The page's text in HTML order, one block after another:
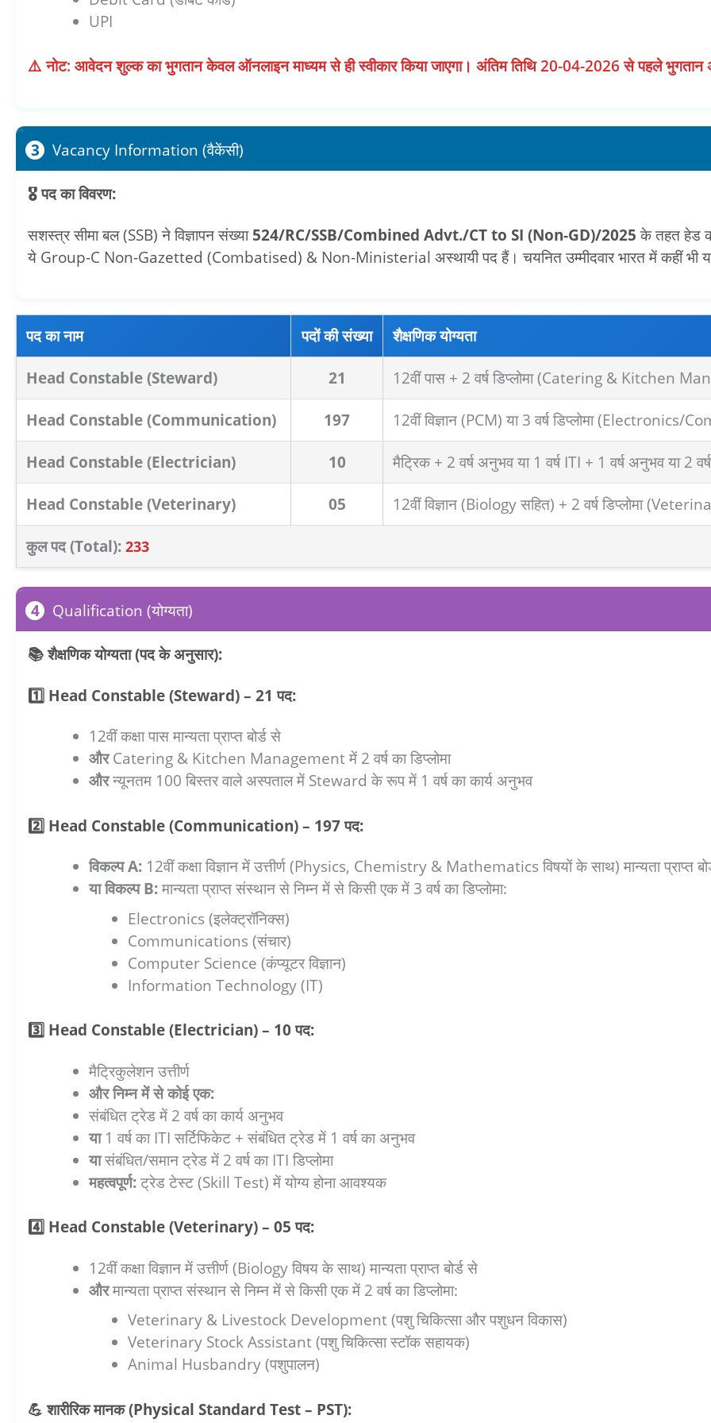
UPI
⚠️ नोट: आवेदन शुल्क का भुगतान केवल ऑनलाइन माध्यम से ही स्वीकार किया जाएगा। अंतिम तिथि 20-04-2026 से पहले
3 Vacancy Information (वैकेंसी)
🎖️ पद का विवरण:
सशस्त्र सीमा बल (SSB) ने विज्ञापन संख्या524/RC/SSB/Combined Advt./CT to SI (Non-GD)/2025के तहत हेड
ये Group-C Non-Gazetted (Combatised) & Non-Ministerial अस्थायी पद हैं। चयनित उम्मीदवार भारत में कहीं भी या
पद का नाम पदों की संख्या शैक्षणिक योग्यता
Head Constable (Steward) 21 12वीं पास + 2 वर्ष डिप्लोमा (Catering & Kitchen
Head Constable (Communication) 197 12वीं विज्ञान (PCM) या 3 वर्ष डिप्लोमा
Head Constable (Electrician) 10 मैट्रिक + 2 वर्ष अनुभव या 1 वर्ष ITI + 1 वर्ष अनुभव या 2
Head Constable (Veterinary) 05 12वीं विज्ञान (Biology सहित) + 2 वर्ष डिप्लोमा
कुल पद (Total): 233
4 Qualification (योग्यता)
📚 शैक्षणिक योग्यता (पद के अनुसार):
1️⃣ Head Constable (Steward) – 21 पद:
12वीं कक्षा पास मान्यता प्राप्त बोर्ड से
औरCatering & Kitchen Management में 2 वर्ष का डिप्लोमा
औरन्यूनतम 100 बिस्तर वाले अस्पताल में Steward के रूप में 1 वर्ष का कार्य अनुभव
2️⃣ Head Constable (Communication) – 197 पद:
विकल्प A: 12वीं कक्षा विज्ञान में उत्तीर्ण (Physics, Chemistry & Mathematics विषयों के साथ) मान्यता प्राप्त
या विकल्प B:मान्यता प्राप्त संस्थान से निम्न में से किसी एक में 3 वर्ष का डिप्लोमा:
Electronics (इलेक्ट्रॉनिक्स)
Communications (संचार)
Computer Science (कंप्यूटर विज्ञान)
Information Technology (IT)
3️⃣ Head Constable (Electrician) – 10 पद:
मैट्रिकुलेशन उत्तीर्ण
और निम्न में से कोई एक:
संबंधित ट्रेड में 2 वर्ष का कार्य अनुभव
या1 वर्ष का ITI सर्टिफिकेट + संबंधित ट्रेड में 1 वर्ष का अनुभव
यासंबंधित/समान ट्रेड में 2 वर्ष का ITI डिप्लोमा
महत्वपूर्ण:ट्रेड टेस्ट (Skill Test) में योग्य होना आवश्यक
4️⃣ Head Constable (Veterinary) – 05 पद:
12वीं कक्षा विज्ञान में उत्तीर्ण (Biology विषय के साथ) मान्यता प्राप्त बोर्ड से
औरमान्यता प्राप्त संस्थान से निम्न में से किसी एक में 2 वर्ष का डिप्लोमा:
Veterinary & Livestock Development (पशु चिकित्सा और पशुधन विकास)
Veterinary Stock Assistant (पशु चिकित्सा स्टॉक सहायक)
Animal Husbandry (पशुपालन)
💪 शारीरिक मानक (Physical Standard Test – PST):